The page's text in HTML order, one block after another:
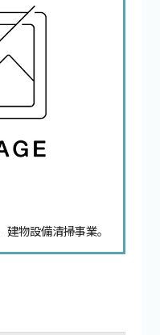
物設備清掃事業。